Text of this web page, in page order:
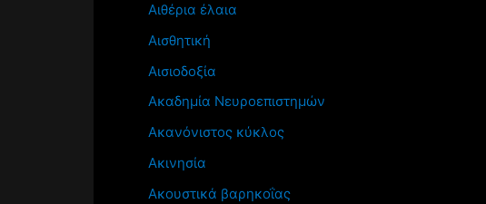
Αιθέρια έλαια
Αισθητική
Αισιοδοξία
Ακαδημία Νευροεπιστημών
Ακανόνιστος κύκλος
Ακινησία
Ακουστικά βαρηκοΐας